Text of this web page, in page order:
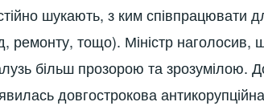
шукають, з ким співпрацювати
ремонту, тощо). Міністр наголосив,
більш прозорою та зрозумілою.
довгострокова антикорупційна